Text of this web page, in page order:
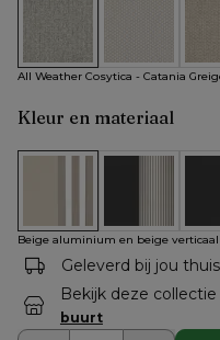
All Weather Cosytica -
All WeatherAll
All Weather Cosytica - Catania
Kleur en materiaal
Beige aluminium en
Zwart
Beige aluminium en beige
Geleverd bij jou thuis
Bekijk deze
buurt